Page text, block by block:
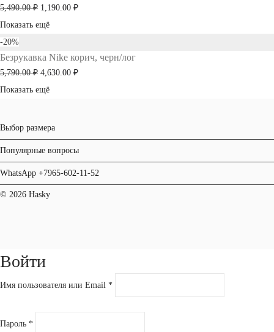
5,490.00₽ Первоначальная
цена
5,490.00 ₽.
1,190.00 ₽Текущая
Показать ещё
-20%
Безрукавка Nike корич, черн/лог
5,790.00₽ Первоначальная
цена
4,630.00 ₽Текущая
Показать ещё
Выбор размера
Популярные вопросы
WhatsApp +7965-602-11-52
© 2026 Hasky
Войти
Имя пользователя или Email *
Пароль *